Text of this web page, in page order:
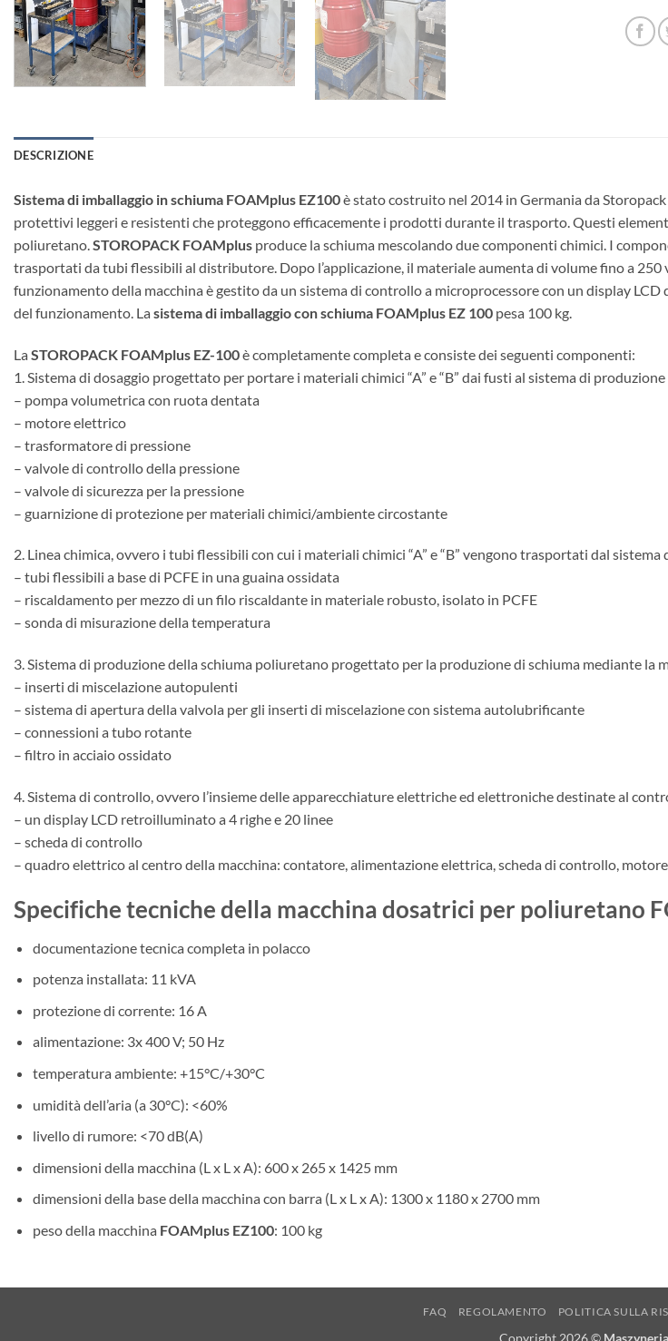
DESCRIZIONE
Sistema di imballaggio in schiuma FOAMplus EZ100è stato costruito nel 2014 in Germania da
protettivi leggeri e resistenti che proteggono efficacemente i prodotti durante il trasporto. Questi
poliuretano. STOROPACK FOAMplus produce la schiuma mescolando due componenti chimici. I
trasportati da tubi flessibili al distributore. Dopo l’applicazione, il materiale aumenta di volume fino a
funzionamento della macchina è gestito da un sistema di controllo a microprocessore con un display
del funzionamento. La sistema di imballaggio con schiuma FOAMplus EZ 100 pesa 100 kg.
La STOROPACK FOAMplus EZ-100è completamente completa e consiste dei seguenti componenti:
1. Sistema di dosaggio progettato per portare i materiali chimici “A” e “B” dai fusti al sistema di
– pompa volumetrica con ruota dentata
– motore elettrico
– trasformatore di pressione
– valvole di controllo della pressione
– valvole di sicurezza per la pressione
– guarnizione di protezione per materiali chimici/ambiente circostante
2. Linea chimica, ovvero i tubi flessibili con cui i materiali chimici “A” e “B” vengono trasportati dal
– tubi flessibili a base di PCFE in una guaina ossidata
– riscaldamento per mezzo di un filo riscaldante in materiale robusto, isolato in PCFE
– sonda di misurazione della temperatura
3. Sistema di produzione della schiuma poliuretano progettato per la produzione di schiuma mediante la
– inserti di miscelazione autopulenti
– sistema di apertura della valvola per gli inserti di miscelazione con sistema autolubrificante
– connessioni a tubo rotante
– filtro in acciaio ossidato
4. Sistema di controllo, ovvero l’insieme delle apparecchiature elettriche ed elettroniche destinate al
– un display LCD retroilluminato a 4 righe e 20 linee
– scheda di controllo
– quadro elettrico al centro della macchina: contatore, alimentazione elettrica, scheda di controllo,
Specifiche tecniche della macchina dosatrici per poliuretano
documentazione tecnica completa in polacco
potenza installata: 11 kVA
protezione di corrente: 16 A
alimentazione: 3x 400 V; 50 Hz
temperatura ambiente: +15°C/+30°C
umidità dell’aria (a 30°C): <60%
livello di rumore: <70 dB(A)
dimensioni della macchina (L x L x A): 600 x 265 x 1425 mm
dimensioni della base della macchina con barra (L x L x A): 1300 x 1180 x 2700 mm
peso della macchina FOAMplus EZ100: 100 kg
FAQ REGOLAMENTO POLITICA SULLA
Copyright 2026 ©